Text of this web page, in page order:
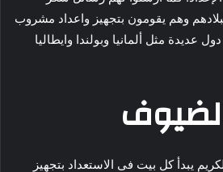
وهم يقومون بتجهيز واعداد مشروب
عديدة مثل ألمانيا وبولندا وايطاليا
يبدأ كل بيت فى الاستعداد بتجهيز